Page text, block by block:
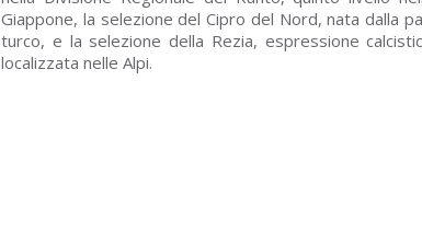
Giappone, la selezione del Cipro del Nord, nata dalla
turco, e la selezione della Rezia, espressione
localizzata nelle Alpi.